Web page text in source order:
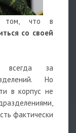
том, что в
со своей
всегда за
Но
в корпус не
фактически